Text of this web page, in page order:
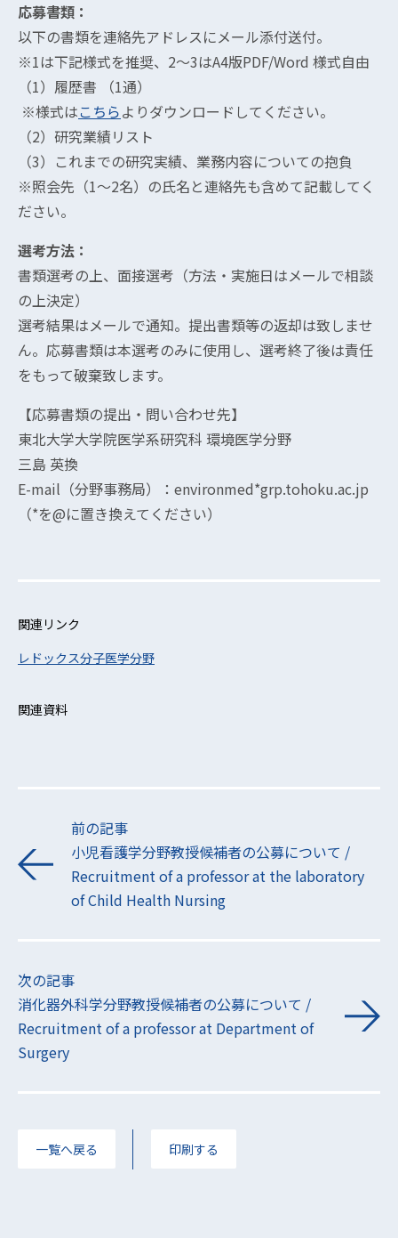
応募書類：
以下の書類を連絡先アドレスにメール添付送付。
※1は下記様式を推奨、2〜3はA4版PDF/Word 様式自由
（1）履歴書 （1通）
※様式はこちらよりダウンロードしてください。
（2）研究業績リスト
（3）これまでの研究実績、業務内容についての抱負
※照会先（1〜2名）の氏名と連絡先も含めて記載してく
ださい。
選考方法：
書類選考の上、面接選考（方法・実施日はメールで相談
の上決定）
選考結果はメールで通知。提出書類等の返却は致しませ
ん。応募書類は本選考のみに使用し、選考終了後は責任
をもって破棄致します。
【応募書類の提出・問い合わせ先】
東北大学大学院医学系研究科 環境医学分野
三島 英換
E-mail（分野事務局）：environmed*grp.tohoku.ac.jp
（*を@に置き換えてください）
関連リンク
レドックス分子医学分野
関連資料
前の記事
小児看護学分野教授候補者の公募について /
Recruitment of a professor at the laboratory
of Child Health Nursing
次の記事
消化器外科学分野教授候補者の公募について /
Recruitment of a professor at Department of
Surgery
一覧へ戻る 印刷する